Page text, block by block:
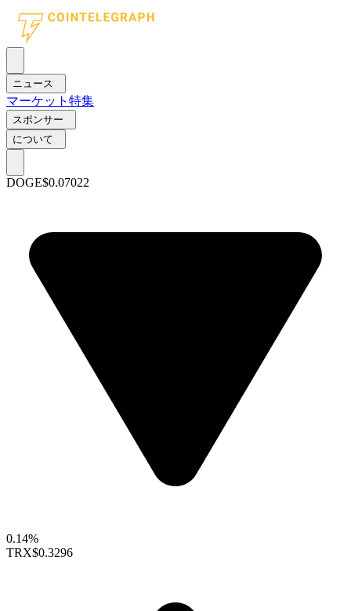
ニュース
マーケット 特集
スポンサー
について
DOGE$0.07022
0.14%
TRX$0.3296